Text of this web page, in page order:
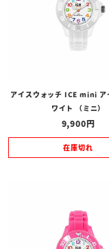
アイスウォッチ ICE mini ア
ワイト （ミニ）
9,900
在庫切れ